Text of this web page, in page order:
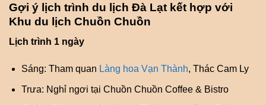
Gợi ý lịch trình du lịch Đà Lạt kết hợp với
Khu du lịch Chuồn Chuồn
Lịch trình 1 ngày
Sáng: Tham quan Làng hoa Vạn Thành, Thác Cam Ly
Trưa: Nghỉ ngơi tại Chuồn Chuồn Coffee & Bistro